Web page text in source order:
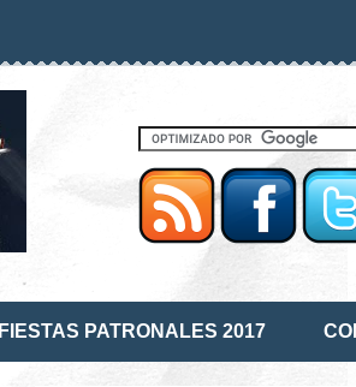
FIESTAS PATRONALES 2017